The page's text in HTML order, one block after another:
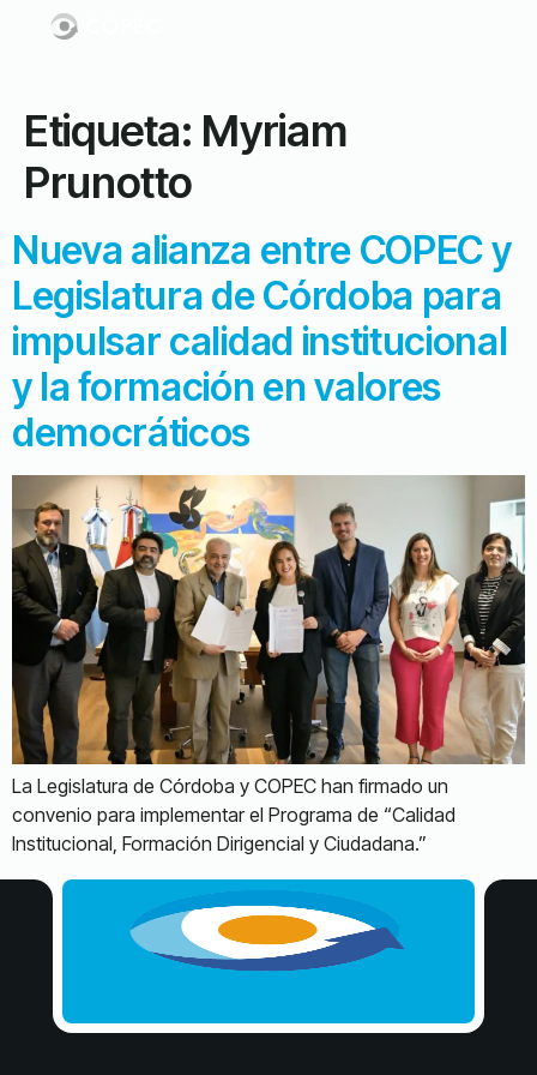
Etiqueta: Myriam
Prunotto
Nueva alianza entre COPEC y
Legislatura de Córdoba para
impulsar calidad institucional
y la formación en valores
democráticos
La Legislatura de Córdoba y COPEC han firmado un
convenio para implementar el Programa de “Calidad
Institucional, Formación Dirigencial y Ciudadana.”